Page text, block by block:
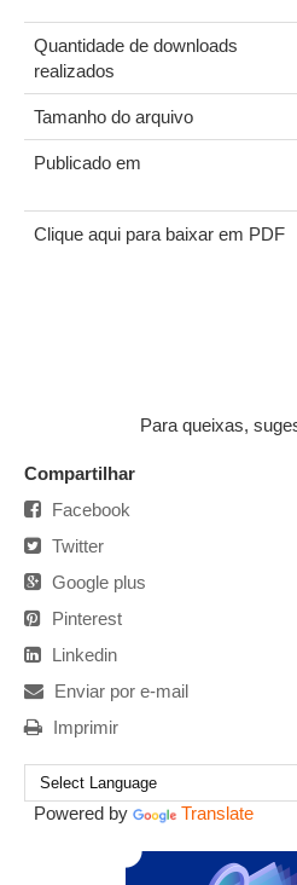
Quantidade de downloads
realizados
Tamanho do arquivo
Publicado em
Clique aqui para baixar em PDF
Para queixas,
Compartilhar
Facebook
Twitter
Google plus
Pinterest
Linkedin
Enviar por e-mail
Imprimir
Powered by Translate